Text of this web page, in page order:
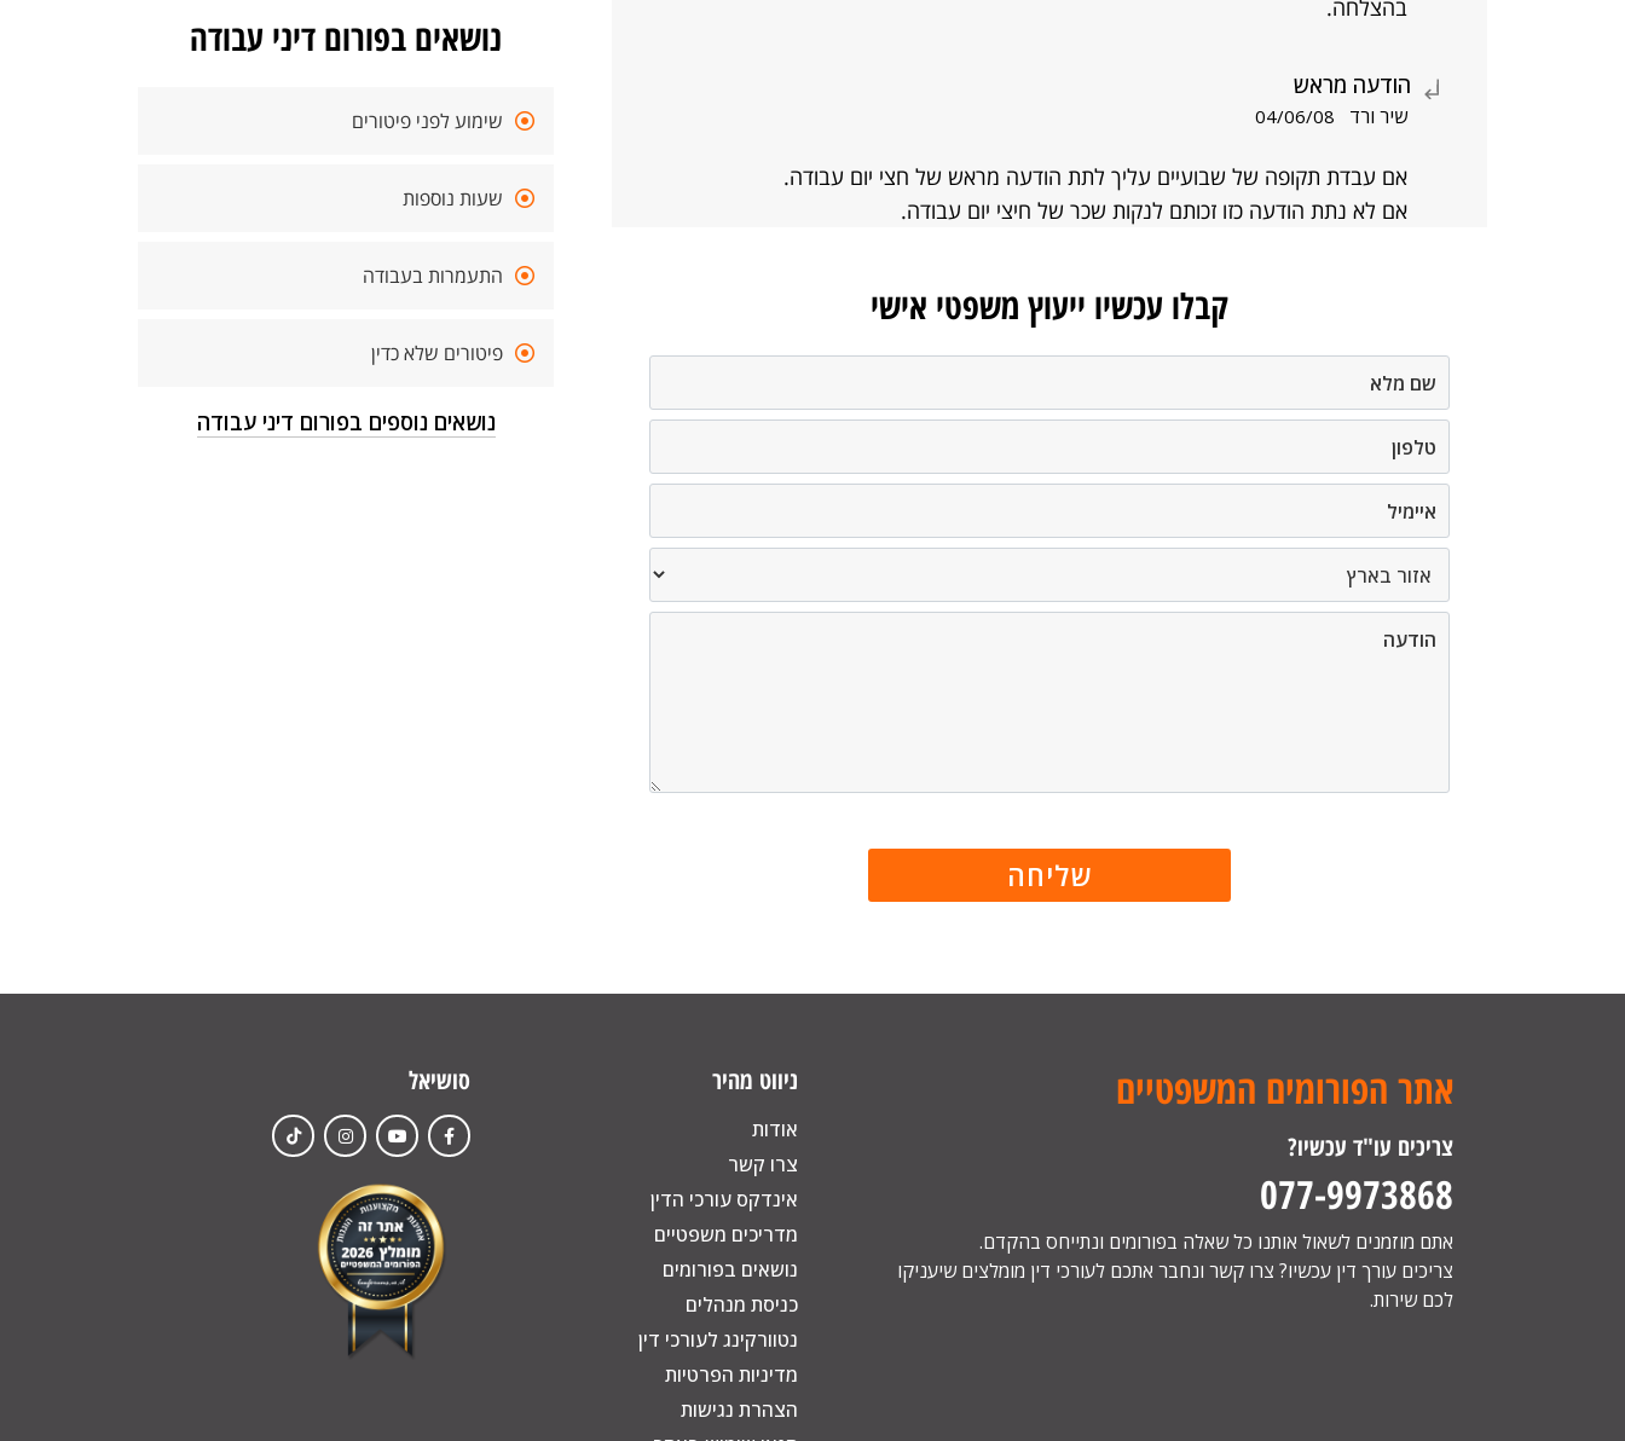
בהצלחה.
הודעה מראש
שיר ורד 04/06/08
אם עבדת תקופה של שבועיים עליך לתת הודעה מראש של חצי יום עבודה.
אם לא נתת הודעה כזו זכותם לנקות שכר של חיצי יום עבודה.
קבלו עכשיו ייעוץ משפטי אישי
נושאים בפורום דיני עבודה
שימוע לפני פיטורים
שעות נוספות
התעמרות בעבודה
פיטורים שלא כדין
נושאים נוספים בפורום דיני עבודה
אתר הפורומים המשפטיים
צריכים עו"ד עכשיו?
077-9973868
אתם מוזמנים לשאול אותנו כל שאלה בפורומים ונתייחס בהקדם.
צריכים עורך דין עכשיו? צרו קשר ונחבר אתכם לעורכי דין מומלצים שיעניקו
לכם שירות.
ניווט מהיר
אודות
צרו קשר
אינדקס עורכי הדין
מדריכים משפטיים
נושאים בפורומים
כניסת מנהלים
נטוורקינג לעורכי דין
מדיניות הפרטיות
הצהרת נגישות
סושיאל